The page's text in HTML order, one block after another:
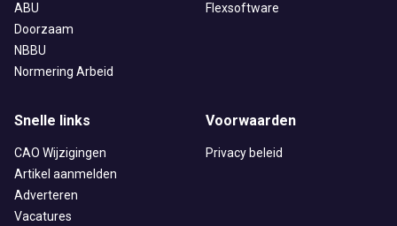
ABU
Doorzaam
NBBU
Normering Arbeid
Flexsoftware
Snelle links
CAO Wijzigingen
Artikel aanmelden
Adverteren
Vacatures
Voorwaarden
Privacy beleid